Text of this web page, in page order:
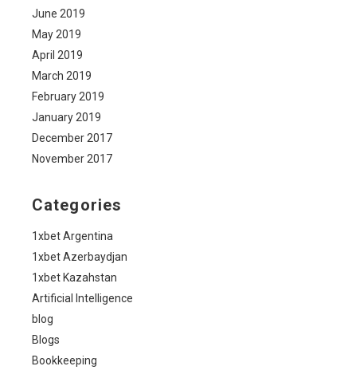
June 2019
May 2019
April 2019
March 2019
February 2019
January 2019
December 2017
November 2017
Categories
1xbet Argentina
1xbet Azerbaydjan
1xbet Kazahstan
Artificial Intelligence
blog
Blogs
Bookkeeping